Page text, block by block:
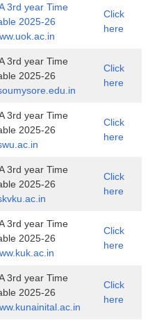
3rd year Time
2025-26
Click
here
3rd year Time
2025-26
Click
here
3rd year Time
2025-26
Click
here
3rd year Time
2025-26
Click
here
3rd year Time
2025-26
Click
here
3rd year Time
2025-26
Click
here